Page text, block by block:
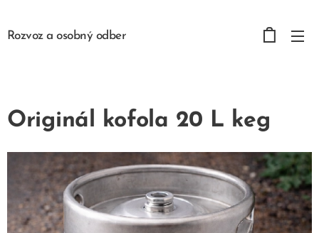
Rozvoz a osobný odber
Originál kofola 20 L keg